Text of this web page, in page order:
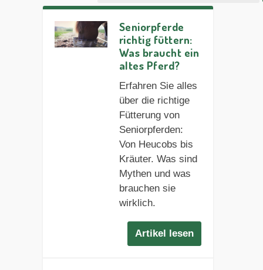
Seniorpferde
richtig füttern:
Was braucht ein
altes Pferd?
Erfahren Sie alles
über die richtige
Fütterung von
Seniorpferden:
Von Heucobs bis
Kräuter. Was sind
Mythen und was
brauchen sie
wirklich.
Artikel lesen